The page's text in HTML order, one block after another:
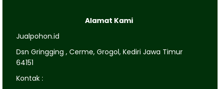
Alamat Kami
Jualpohon.id
Dsn Gringging , Cerme, Grogol, Kediri Jawa Timur
64151
Kontak :